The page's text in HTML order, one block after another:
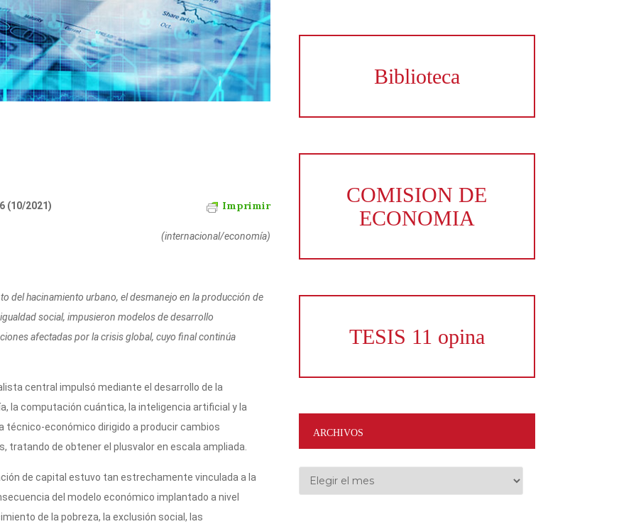
Imprimir
(10/2021)
(internacional/economía)
del hacinamiento urbano, el desmanejo en la producción de
social, impusieron modelos de desarrollo
afectadas por la crisis global, cuyo final continúa
central impulsó mediante el desarrollo de la
la computación cuántica, la inteligencia artificial y la
técnico-económico dirigido a producir cambios
tratando de obtener el plusvalor en escala ampliada.
de capital estuvo tan estrechamente vinculada a la
del modelo económico implantado a nivel
de la pobreza, la exclusión social, las
Biblioteca
COMISION DE
ECONOMIA
TESIS 11 opina
ARCHIVOS
Archivos